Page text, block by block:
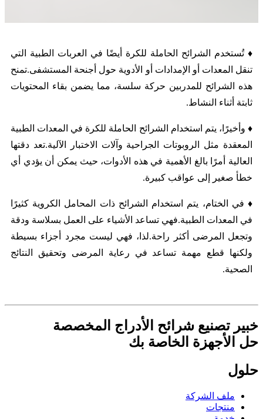
♦ تُستخدم الشرائح الحاملة للكرة أيضًا في العربات الطبية التي
تنقل المعدات أو الإمدادات أو الأدوية حول أجنحة المستشفى.تمنح
هذه الشرائح للمدربين حركة سلسة، مما يضمن بقاء المحتويات
ثابتة أثناء النشاط.
♦ وأخيرًا، يتم استخدام الشرائح الحاملة للكرة في المعدات الطبية
المعقدة مثل الروبوتات الجراحية وآلات الاختبار الآلية.تعد دقتها
العالية أمرًا بالغ الأهمية في هذه الأدوات، حيث يمكن أن يؤدي أي
خطأ صغير إلى عواقب كبيرة.
♦ في الختام، يتم استخدام الشرائح ذات المحامل الكروية كثيرًا
في المعدات الطبية.فهي تساعد الأشياء على العمل بسلاسة ودقة
وتجعل المرضى أكثر راحة.لذا، فهي ليست مجرد أجزاء بسيطة
ولكنها قطع مهمة تساعد في رعاية المرضى وتحقيق النتائج
الصحية.
خبير تصنيع شرائح الأدراج المخصصة
حل الأجهزة الخاصة بك
حلول
ملف الشركة
منتجات